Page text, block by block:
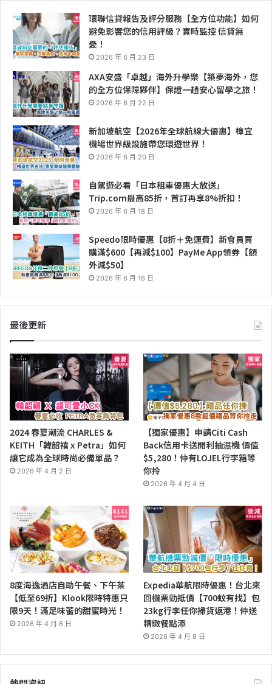
環聯信貸報告及評分服務【全方位功能】如何
避免影響您的信用評級？實時監控 信貸無
憂！
2026 年 6 月 23 日
AXA安盛「卓越」海外升學樂【築夢海外，您
的全方位保障夥伴】保證一趟安心留學之旅！
2026 年 6 月 22 日
新加坡航空【2026年全球航線大優惠】樟宜
機場世界級設施帶您環遊世界！
2026 年 6 月 20 日
自駕遊必看「日本租車優惠大放送」
Trip.com最高85折，首訂再享8%折扣！
2026 年 6 月 18 日
Speedo限時優惠【8折＋免運費】新會員買
購滿$600【再減$100】PayMe App領券【額
外減$50】
2026 年 6 月 16 日
最後更新
2024 春夏潮流 CHARLES &
KEITH「韓韶禧 x Petra」如何
讓它成為全球時尚必備單品？
2026 年 4 月 2 日
【獨家優惠】申請Citi Cash
Back信用卡送開利抽濕機 價值
$5,280！仲有LOJEL行李箱等
你拎
2026 年 4 月 4 日
8度海逸酒店自助午餐、下午茶
【低至69折】Klook限時特惠只
限9天！滿足味蕾的甜蜜時光！
2026 年 4 月 6 日
Expedia華航限時優惠！台北來
回機票勁抵價【700蚊有找】包
23kg行李任你掃貨返港！仲送
精緻餐點添
2026 年 4 月 8 日